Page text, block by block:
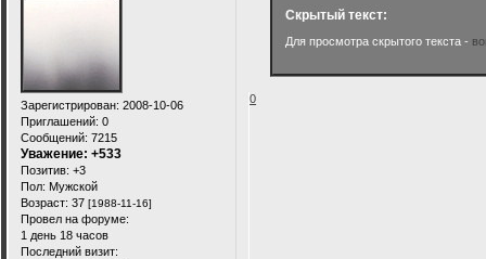
Зарегистрирован: 2008-10-06
Приглашений: 0
Сообщений: 7215
Уважение: +533
Позитив: +3
Пол: Мужской
Возраст: 37 [1988-11-16]
Провел на форуме:
1 день 18 часов
Последний визит:
Скрытый текст:
Для просмотра скрытого текста -
0